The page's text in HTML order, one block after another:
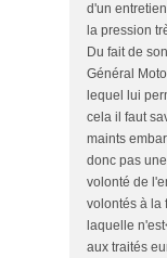
d'un
la pression
Du fait de
Général
lequel lui
cela il faut
maints
donc pas
volonté de
volontés à la
laquelle
aux traités